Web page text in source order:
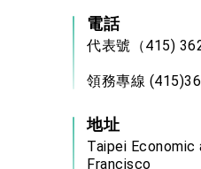
電話
代表號（415)
領務專線
地址
Taipei
Francisco